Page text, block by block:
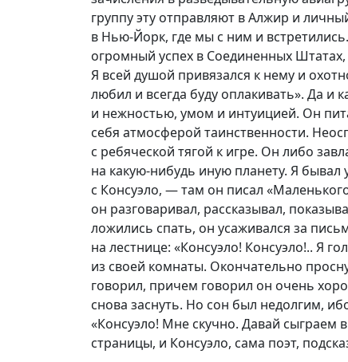
группу эту отправляют в Алжир и
в Нью-Йорк, где мы с ним и
огромный успех в Соединенных
Я всей душой привязался к нему и
любил и всегда буду оплакивать». Да
и нежностью, умом и интуицией. Он
себя атмосферой таинственности.
с ребяческой тягой к игре. Он либо
на какую-нибудь иную планету. Я
с Консуэло, — там он писал
он разговаривал, рассказывал,
ложились спать, он усаживался за
на лестнице: «Консуэло! Консуэло!.. Я
из своей комнаты. Окончательно
говорил, причем говорил он очень
снова заснуть. Но сон был недолгим,
«Консуэло! Мне скучно. Давай сыграем
страницы, и Консуэло, сама поэт,